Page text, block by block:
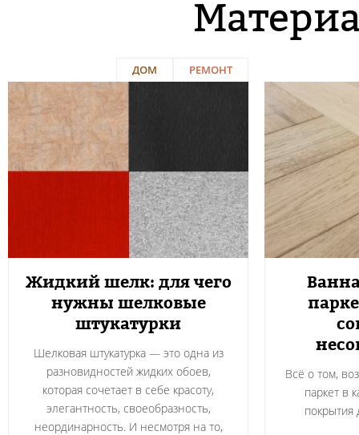
РЕМОНТ
ДОМ
Жидкий шелк: для чего
нужны шелковые
штукатурки
Шелковая штукатурка — это одна из
разновидностей жидких обоев,
которая сочетает в себе красоту,
элегантность, своеобразность,
неординарность. И несмотря на то,
Всё о том,
паркет в
покрытия